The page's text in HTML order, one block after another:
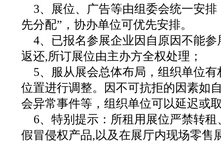
3、展位、广告等由组委会统一安
先分配”，协办单位可优先安排。
4、已报名参展企业因自原因不能
返还,所订展位由主办方全权处理；
5、服从展会总体布局，组织单位
位置进行调整。因不可抗拒的因素如
会异常事件等，组织单位可以延迟或
6、特别提示：所租用展位严禁转
假冒侵权产品,以及在展厅内现场零售